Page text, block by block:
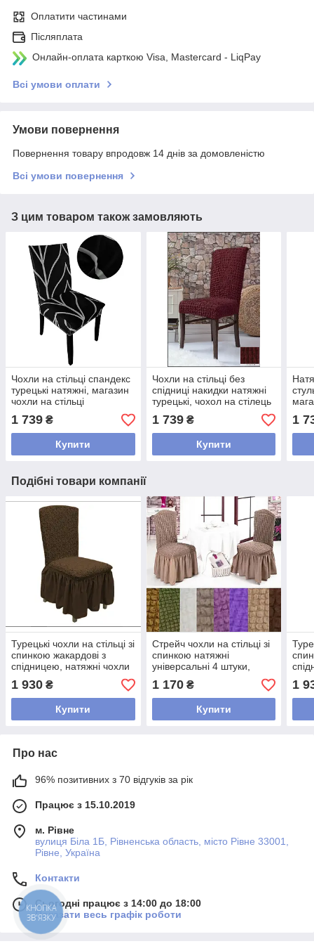
Оплатити частинами
Післяплата
Онлайн-оплата карткою Visa, Mastercard - LiqPay
Всі умови оплати
Умови повернення
Повернення товару впродовж 14 днів за домовленістю
Всі умови повернення
З цим товаром також замовляють
Чохли на стільці спандекс
турецькі натяжні, магазин
чохли на стільці
універсальні Чорний
1 739 ₴
Купити
Чохли на стільці без
спідниці накидки натяжні
турецькі, чохол на стілець
декоративні стрейч жатка
Бордовий
1 739₴
Купити
1
Подібні товари компанії
Турецькі чохли на стільці зі
спинкою жакардові з
спідницею, натяжні чохли
Коричневий
1 930 ₴
Купити
Стрейч чохли на стільці зі
спинкою натяжні
універсальні 4 штуки,
магазин чохли на стільці
декоративеные Кавовий
1 170₴
Купити
1
Про нас
96% позитивних з 70 відгуків за рік
Працює з 15.10.2019
м. Рівне
вулиця Біла 1Б, Рівненська область, місто Рівне 33001,
Рівне, Україна
Контакти
Сьогодні працює з 14:00 до 18:00
Показати весь графік роботи
КНОПКА
ЗВ'ЯЗКУ